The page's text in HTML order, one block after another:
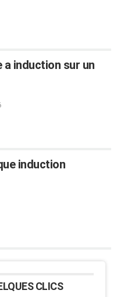
a induction sur un
induction
CLICS